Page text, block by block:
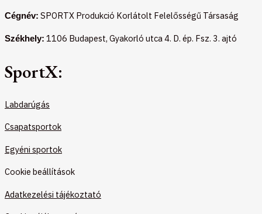
Cégnév: SPORTX Produkció Korlátolt Felelősségű Társaság
Székhely: 1106 Budapest, Gyakorló utca 4. D. ép. Fsz. 3. ajtó
SportX:
Labdarúgás
Csapatsportok
Egyéni sportok
Cookie beállítások
Adatkezelési tájékoztató